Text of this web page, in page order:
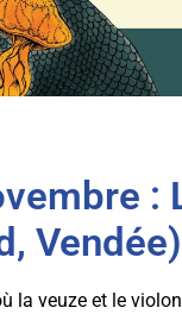
:
Vendée)
la veuze et le